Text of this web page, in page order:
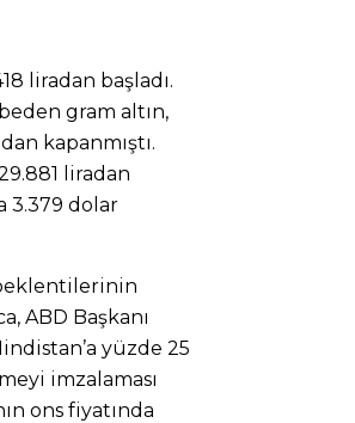
liradan başladı.
gram altın,
kapanmıştı.
liradan
3.379 dolar
ABD Başkanı
yüzde 25
imzalaması
ons fiyatında